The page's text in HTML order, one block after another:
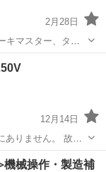
2月28日
キマスター、タッ
マフラー、ウィン
だ余裕だとおもい
12月14日
ありません。 故障
械操作・製造補